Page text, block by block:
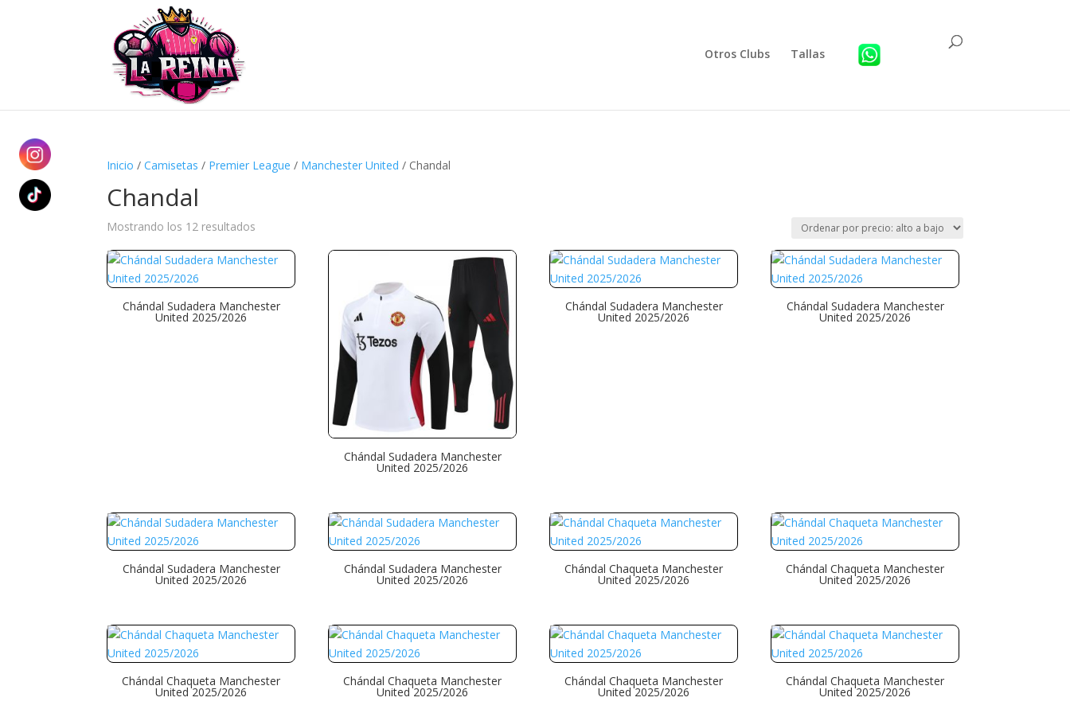
Otros Clubs Tallas
Inicio /Camisetas / Premier League / Manchester United / Chandal
Chandal
Mostrando los 12 resultados
precio:
Chándal Sudadera Manchester
United 2025/2026
Chándal Sudadera Manchester
United 2025/2026
Chándal Sudadera Manchester
United 2025/2026
Chándal Sudadera Manchester
United 2025/2026
Chándal Sudadera Manchester
United 2025/2026
Chándal Sudadera Manchester
United 2025/2026
Chándal Chaqueta Manchester
United 2025/2026
Chándal Chaqueta Manchester
United 2025/2026
Chándal Chaqueta Manchester
United 2025/2026
Chándal Chaqueta Manchester
United 2025/2026
Chándal Chaqueta Manchester
United 2025/2026
Chándal Chaqueta Manchester
United 2025/2026